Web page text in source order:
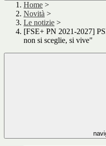
Home >
Novità >
Le notizie >
[FSE+ PN 2021-2027]
non si sceglie, si vive"